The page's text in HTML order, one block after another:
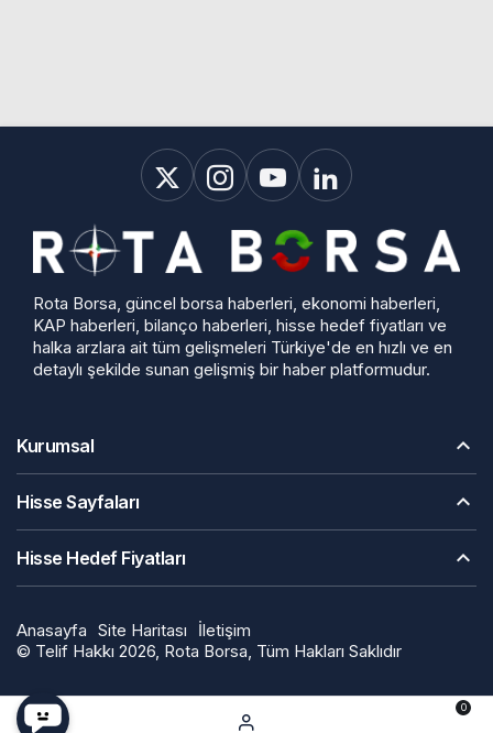
Rota Borsa, güncel borsa haberleri, ekonomi haberleri,
KAP haberleri, bilanço haberleri, hisse hedef fiyatları ve
halka arzlara ait tüm gelişmeleri Türkiye'de en hızlı ve en
detaylı şekilde sunan gelişmiş bir haber platformudur.
Kurumsal
Hisse Sayfaları
Hisse Hedef Fiyatları
Anasayfa Site Haritası
İletişim
© Telif Hakkı 2026, Rota Borsa, Tüm Hakları Saklıdır
0